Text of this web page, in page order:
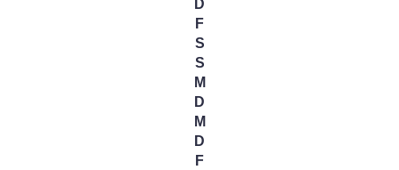
D
F
S
S
M
D
M
D
F